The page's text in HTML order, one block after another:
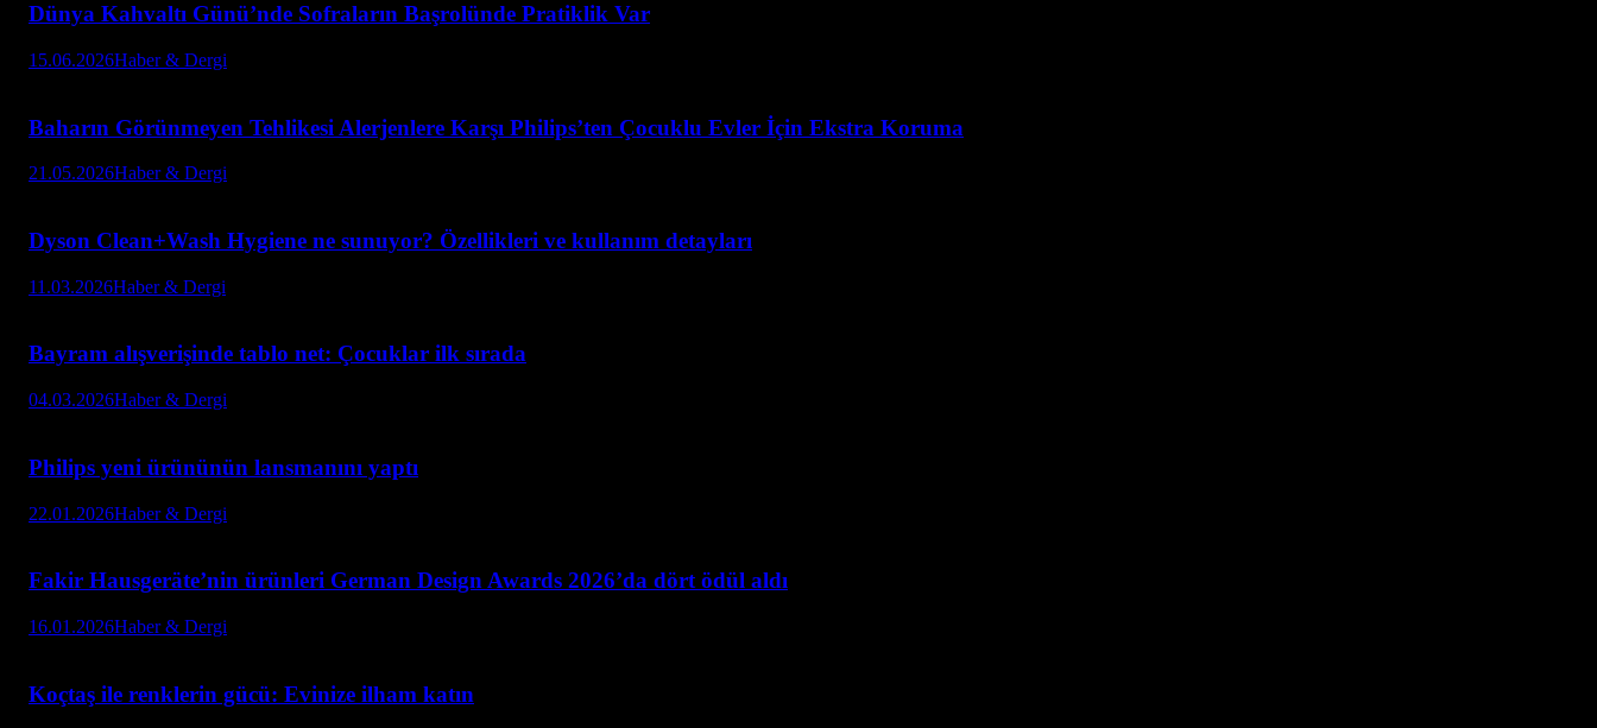
Dünya Kahvaltı Günü’nde Sofraların Başrolünde Pratiklik Var
15.06.2026Haber & Dergi
Baharın Görünmeyen Tehlikesi Alerjenlere Karşı Philips’ten Çocuklu Evler İçin Ekstra Koruma
21.05.2026Haber & Dergi
Dyson Clean+Wash Hygiene ne sunuyor? Özellikleri ve kullanım detayları
11.03.2026Haber & Dergi
Bayram alışverişinde tablo net: Çocuklar ilk sırada
04.03.2026Haber & Dergi
Philips yeni ürününün lansmanını yaptı
22.01.2026Haber & Dergi
Fakir Hausgeräte’nin ürünleri German Design Awards 2026’da dört ödül aldı
16.01.2026Haber & Dergi
Koçtaş ile renklerin gücü: Evinize ilham katın